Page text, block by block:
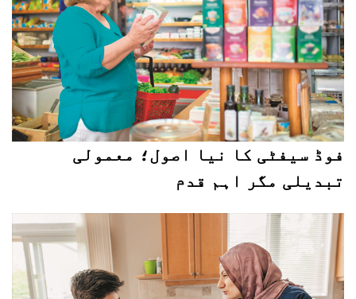
فوڈ سیفٹی کا نیا اصول؛ معمولی
تبدیلی مگر اہم قدم